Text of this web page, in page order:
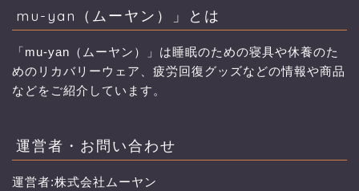
mu-yan（ムーヤン）」とは
「mu-yan（ムーヤン）」は睡眠のための寝具や休養のた
めのリカバリーウェア、疲労回復グッズなどの情報や商品
などをご紹介しています。
運営者・お問い合わせ
運営者:株式会社ムーヤン